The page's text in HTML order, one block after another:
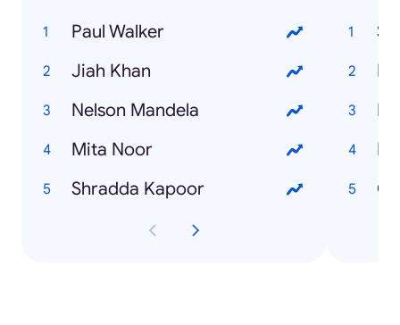
Paul Walker
Jiah Khan
Nelson Mandela
Mita Noor
Shradda Kapoor
Fb